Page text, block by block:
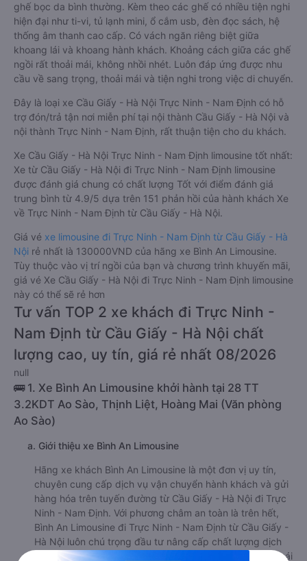
ghế bọc da bình thường. Kèm theo các ghế có nhiều tiện nghi
hiện đại như ti-vi, tủ lạnh mini, ổ cắm usb, đèn đọc sách, hệ
thống âm thanh cao cấp. Có vách ngăn riêng biệt giữa
khoang lái và khoang hành khách. Khoảng cách giữa các ghế
ngồi rất thoải mái, không nhồi nhét. Luôn đáp ứng được nhu
cầu về sang trọng, thoải mái và tiện nghi trong việc di chuyển.
Đây là loại xe Cầu Giấy - Hà Nội Trực Ninh - Nam Định có hỗ
trợ đón/trả tận nơi miễn phí tại nội thành Cầu Giấy - Hà Nội và
nội thành Trực Ninh - Nam Định, rất thuận tiện cho du khách.
Xe Cầu Giấy - Hà Nội Trực Ninh - Nam Định limousine tốt nhất:
Xe từ Cầu Giấy - Hà Nội đi Trực Ninh - Nam Định limousine
được đánh giá chung có chất lượng Tốt với điểm đánh giá
trung bình từ 4.9/5 dựa trên 151 phản hồi của hành khách Xe
về Trực Ninh - Nam Định từ Cầu Giấy - Hà Nội.
Giá vé xe limousine đi Trực Ninh - Nam Định từ Cầu Giấy - Hà
Nội rẻ nhất là 130000VND của hãng xe Bình An Limousine.
Tùy thuộc vào vị trí ngồi của bạn và chương trình khuyến mãi,
giá vé Xe Cầu Giấy - Hà Nội đi Trực Ninh - Nam Định limousine
này có thể sẽ rẻ hơn
Tư vấn TOP 2 xe khách đi Trực Ninh -
Nam Định từ Cầu Giấy - Hà Nội chất
lượng cao, uy tín, giá rẻ nhất 08/2026
null
🚌 1. Xe Bình An Limousine khởi hành tại 28 TT
3.2KDT Ao Sào, Thịnh Liệt, Hoàng Mai (Văn phòng
Ao Sào)
a. Giới thiệu xe Bình An Limousine
Hãng xe khách Bình An Limousine là một đơn vị uy tín,
chuyên cung cấp dịch vụ vận chuyển hành khách và gửi
hàng hóa trên tuyến đường từ Cầu Giấy - Hà Nội đi Trực
Ninh - Nam Định. Với phương châm an toàn là trên hết,
Bình An Limousine đi Trực Ninh - Nam Định từ Cầu Giấy -
Hà Nội luôn chú trọng đầu tư nâng cấp chất lượng dịch
vụ, giúp hành khách có được những trải nghiệm thoải mái